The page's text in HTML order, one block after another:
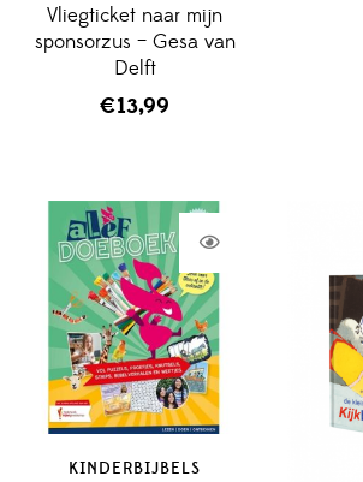
Vliegticket naar mijn
sponsorzus – Gesa van
Delft
€13,99
KINDERBIJBELS